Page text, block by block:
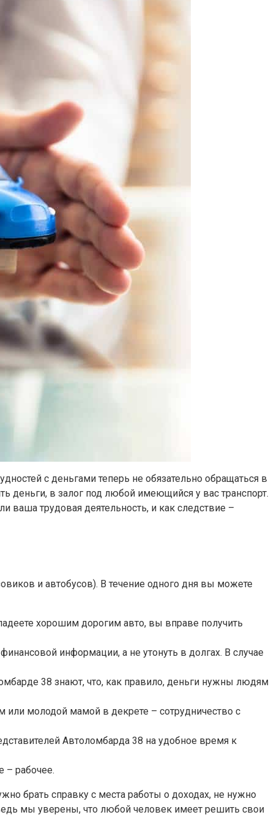
с деньгами теперь не обязательно обращаться в
деньги, в залог под любой имеющийся у вас транспорт.
ваша трудовая деятельность, и как следствие –
и автобусов). В течение одного дня вы можете
хорошим дорогим авто, вы вправе получить
информации, а не утонуть в долгах. В случае
38 знают, что, как правило, деньги нужны людям
молодой мамой в декрете – сотрудничество с
Автоломбарда 38 на удобное время к
– рабочее.
брать справку с места работы о доходах, не нужно
мы уверены, что любой человек имеет решить свои